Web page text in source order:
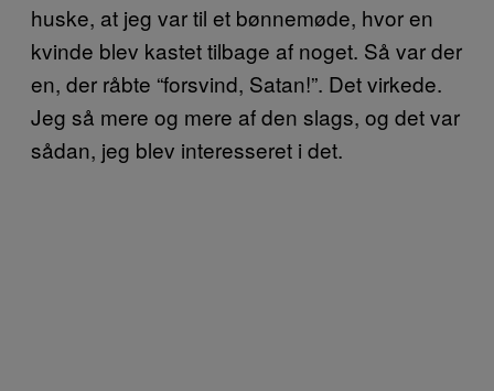
huske, at jeg var til et bønnemøde, hvor en
kvinde blev kastet tilbage af noget. Så var der
en, der råbte “forsvind, Satan!”. Det virkede.
Jeg så mere og mere af den slags, og det var
sådan, jeg blev interesseret i det.